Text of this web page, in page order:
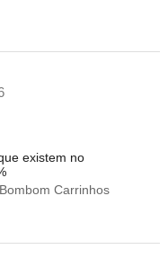
existem no
Carrinhos